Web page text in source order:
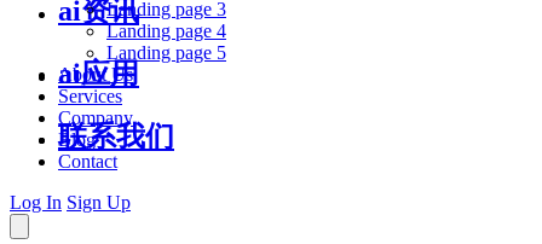
ai资讯
ai应用
联系我们
Landing page 3
Landing page 4
Landing page 5
About Us
Services
Company
Blog
Contact
Log In Sign Up